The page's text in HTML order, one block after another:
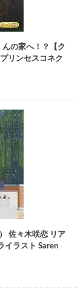
の家へ！？【ク
リンセスコネク
佐々木咲恋 リア
イラスト Saren